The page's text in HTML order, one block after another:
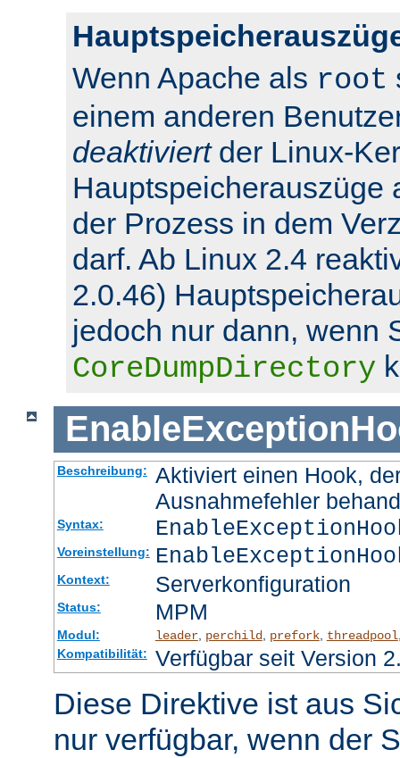
Wenn Apache als root
einem anderen
deaktiviertder Linux-
Hauptspeicherauszüge
der Prozess in dem
darf. Ab Linux 2.4
2.0.46)
jedoch nur dann, wenn
CoreDumpDirectory
Beschreibung:
Aktiviert einen Hook,
Ausnahmefehler
Syntax:
Voreinstellung:
Kontext: Serverkonfiguration
Status: MPM
Modul: leader, perchild, prefork, threadpool
Kompatibilität:
Verfügbar seit Version
Diese Direktive ist aus
nur verfügbar, wenn der